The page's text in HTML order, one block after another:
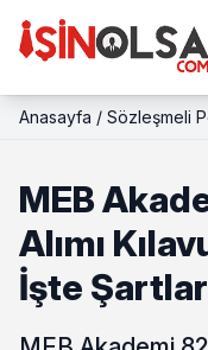
Anasayfa / Sözleşmeli
MEB
Alımı
İşte Şartlar